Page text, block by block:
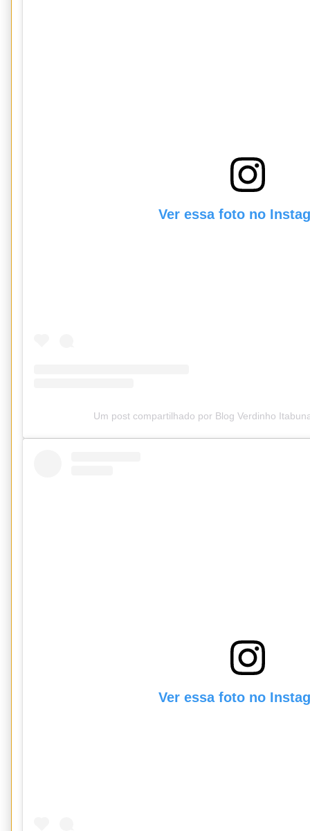
Ver essa foto no
Um post compartilhado por Blog Verdinho
Ver essa foto no